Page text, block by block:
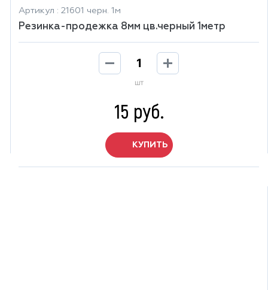
Артикул : 21601 черн. 1м
Резинка-продежка 8мм цв.черный 1метр
шт
15 руб.
КУПИТЬ